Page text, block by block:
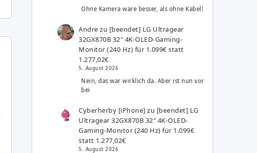
Ohne Kamera wäre besser, als ohne Kabel!
Andre zu [beendet] LG Ultragear
32GX870B 32″ 4K-OLED-Gaming-
Monitor (240 Hz) für 1.099€ statt
1.277,02€
5. August 2026
Nein, das war wirklich da. Aber ist nun vor
bei
Cyberherby [iPhone] zu [beendet] LG
Ultragear 32GX870B 32″ 4K-OLED-
Gaming-Monitor (240 Hz) für 1.099€
statt 1.277,02€
5. August 2026